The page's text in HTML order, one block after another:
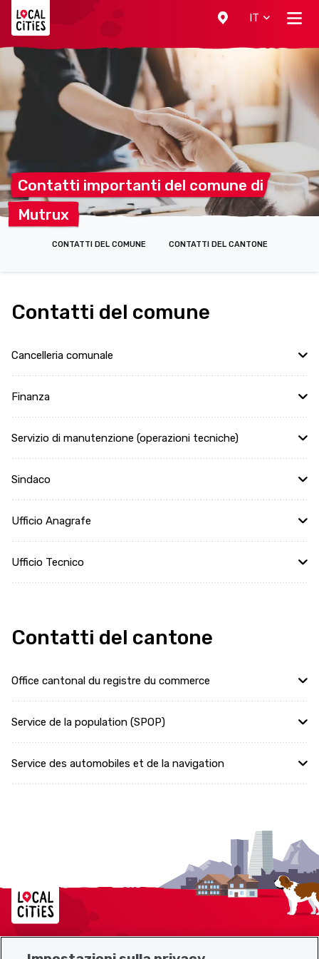
IT
Contatti importanti del comune di
Mutrux
CONTATTI DEL COMUNE CONTATTI DEL CANTONE
Contatti del comune
Cancelleria comunale
Finanza
Servizio di manutenzione (operazioni tecniche)
Sindaco
Ufficio Anagrafe
Ufficio Tecnico
Contatti del cantone
Office cantonal du registre du commerce
Service de la population (SPOP)
Service des automobiles et de la navigation
Localcities